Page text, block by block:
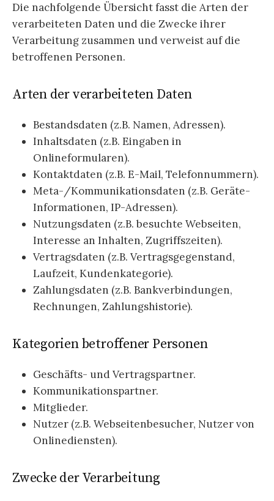
Die nachfolgende Übersicht fasst die Arten der
verarbeiteten Daten und die Zwecke ihrer
Verarbeitung zusammen und verweist auf die
betroffenen Personen.
Arten der verarbeiteten Daten
Bestandsdaten (z.B. Namen, Adressen).
Inhaltsdaten (z.B. Eingaben in
Onlineformularen).
Kontaktdaten (z.B. E-Mail, Telefonnummern).
Meta-/Kommunikationsdaten (z.B. Geräte-
Informationen, IP-Adressen).
Nutzungsdaten (z.B. besuchte Webseiten,
Interesse an Inhalten, Zugriffszeiten).
Vertragsdaten (z.B. Vertragsgegenstand,
Laufzeit, Kundenkategorie).
Zahlungsdaten (z.B. Bankverbindungen,
Rechnungen, Zahlungshistorie).
Kategorien betroffener Personen
Geschäfts- und Vertragspartner.
Kommunikationspartner.
Mitglieder.
Nutzer (z.B. Webseitenbesucher, Nutzer von
Onlinediensten).
Zwecke der Verarbeitung